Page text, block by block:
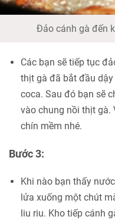
Đảo cánh gà đến
Các bạn sẽ tiếp tục
thịt gà đã bắt đầu
coca. Sau đó bạn sẽ
vào chung nồi thịt gà.
chín mềm nhé.
Bước 3:
Khi nào bạn thấy
lửa xuống một chút
liu riu. Kho tiếp cánh